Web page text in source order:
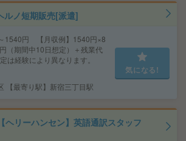
ルノ短期販売[派遣]
1540円 【月収例】1540円×8
（期間中10日想定）＋残業代
は経験により異なります。
【最寄り駅】新宿三丁目駅
気になる!
ヘリーハンセン】英語通訳スタッフ